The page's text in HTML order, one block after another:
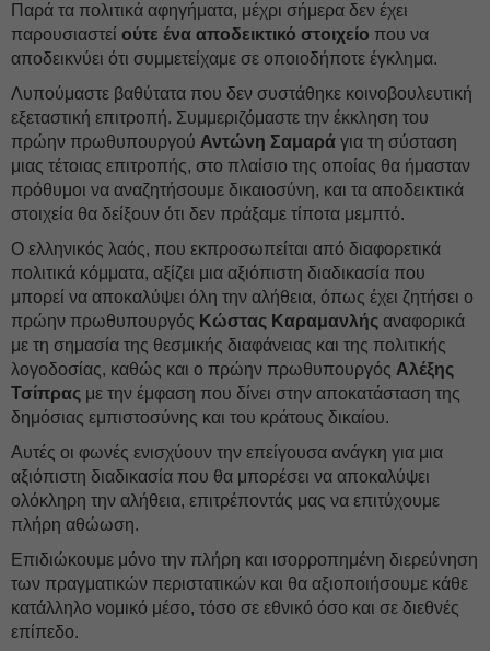
Παρά τα πολιτικά αφηγήματα, μέχρι σήμερα δεν έχει
παρουσιαστεί ούτε ένα αποδεικτικό στοιχείο που να
αποδεικνύει ότι συμμετείχαμε σε οποιοδήποτε έγκλημα.
Λυπούμαστε βαθύτατα που δεν συστάθηκε κοινοβουλευτική
εξεταστική επιτροπή. Συμμεριζόμαστε την έκκληση του
πρώην πρωθυπουργού Αντώνη Σαμαρά για τη σύσταση
μιας τέτοιας επιτροπής, στο πλαίσιο της οποίας θα ήμασταν
πρόθυμοι να αναζητήσουμε δικαιοσύνη, και τα αποδεικτικά
στοιχεία θα δείξουν ότι δεν πράξαμε τίποτα μεμπτό.
Ο ελληνικός λαός, που εκπροσωπείται από διαφορετικά
πολιτικά κόμματα, αξίζει μια αξιόπιστη διαδικασία που
μπορεί να αποκαλύψει όλη την αλήθεια, όπως έχει ζητήσει ο
πρώην πρωθυπουργός Κώστας Καραμανλής αναφορικά
με τη σημασία της θεσμικής διαφάνειας και της πολιτικής
λογοδοσίας, καθώς και ο πρώην πρωθυπουργός Αλέξης
Τσίπρας με την έμφαση που δίνει στην αποκατάσταση της
δημόσιας εμπιστοσύνης και του κράτους δικαίου.
Αυτές οι φωνές ενισχύουν την επείγουσα ανάγκη για μια
αξιόπιστη διαδικασία που θα μπορέσει να αποκαλύψει
ολόκληρη την αλήθεια, επιτρέποντάς μας να επιτύχουμε
πλήρη αθώωση.
Επιδιώκουμε μόνο την πλήρη και ισορροπημένη διερεύνηση
των πραγματικών περιστατικών και θα αξιοποιήσουμε κάθε
κατάλληλο νομικό μέσο, τόσο σε εθνικό όσο και σε διεθνές
επίπεδο.